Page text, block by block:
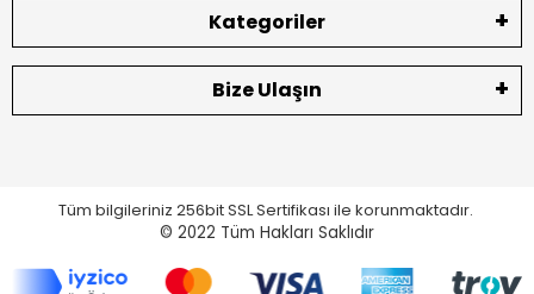
Kategoriler
Bize Ulaşın
Tüm bilgileriniz 256bit SSL Sertifikası ile korunmaktadır.
© 2022 Tüm Hakları Saklıdır